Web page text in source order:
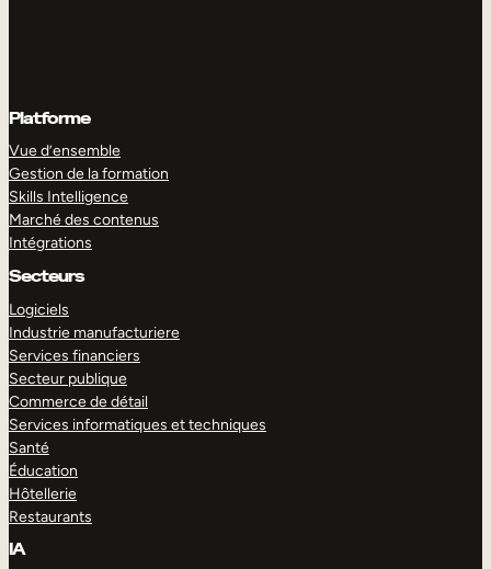
Platforme
Vue d’ensemble
Gestion de la formation
Skills Intelligence
Marché des contenus
Intégrations
Secteurs
Logiciels
Industrie manufacturiere
Services financiers
Secteur publique
Commerce de détail
Services informatiques et techniques
Santé
Éducation
Hôtellerie
Restaurants
IA